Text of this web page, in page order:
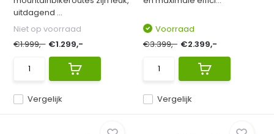
uitdagend ...
Vergelijk
Niet op voorraad
€1.999,- €1.299,-
Vergelijk
Voorraad
€3.399,- €2.399,-